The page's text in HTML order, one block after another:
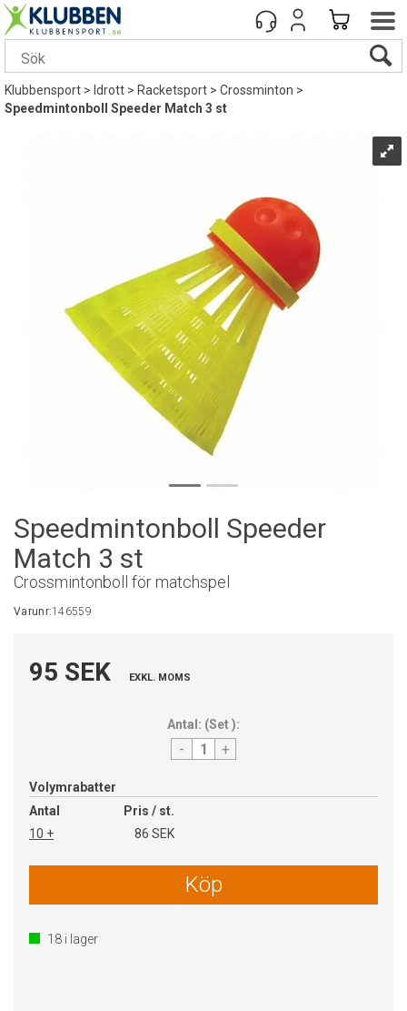
Klubbensport> Idrott>Racketsport>Crossminton>
Speedmintonboll Speeder Match 3 st
Speedmintonboll Speeder
Match 3 st
Crossmintonboll för matchspel
Varunr:146559
95 SEK EXKL. MOMS
Antal: (Set):
- +
Volymrabatter
Antal
Pris / st.
10 +
86 SEK
Köp
18 i lager